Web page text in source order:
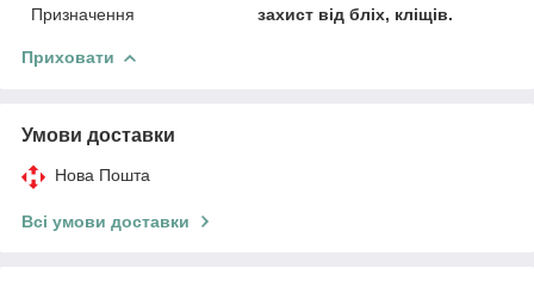
Призначення
захист від бліх, кліщів.
Приховати
Умови доставки
Нова Пошта
Всі умови доставки